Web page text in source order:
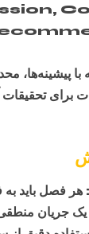
با پیشینه‌ها،
برای تحقیقات
هر فصل باید
جریان منطقی